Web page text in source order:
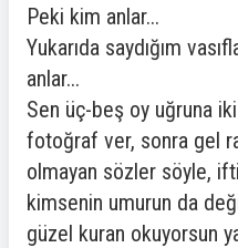
Peki kim anlar...
Yukarıda saydığım
anlar...
Sen üç-beş oy uğruna
fotoğraf ver, sonra gel
olmayan sözler söyle,
kimsenin umurun da
güzel kuran okuyorsun